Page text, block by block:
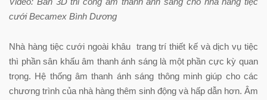
cưới Becamex Bình Dương
Nhà hàng tiệc cưới ngoài khâu trang trí thiết kế và dịch vụ tiệc
thì phần sân khấu âm thanh ánh sáng là một phần cực kỳ quan
trọng. Hệ thống âm thanh ánh sáng thông minh giúp cho các
chương trình của nhà hàng thêm sinh động và hấp dẫn hơn. Âm